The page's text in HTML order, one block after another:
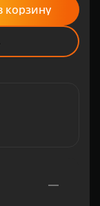
Добавить в корзину